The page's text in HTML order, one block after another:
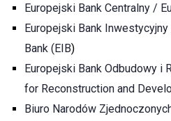
Europejski Bank Centralny /
Europejski Bank
Bank (EIB)
Europejski Bank Odbudowy i
for Reconstruction and
Biuro Narodów